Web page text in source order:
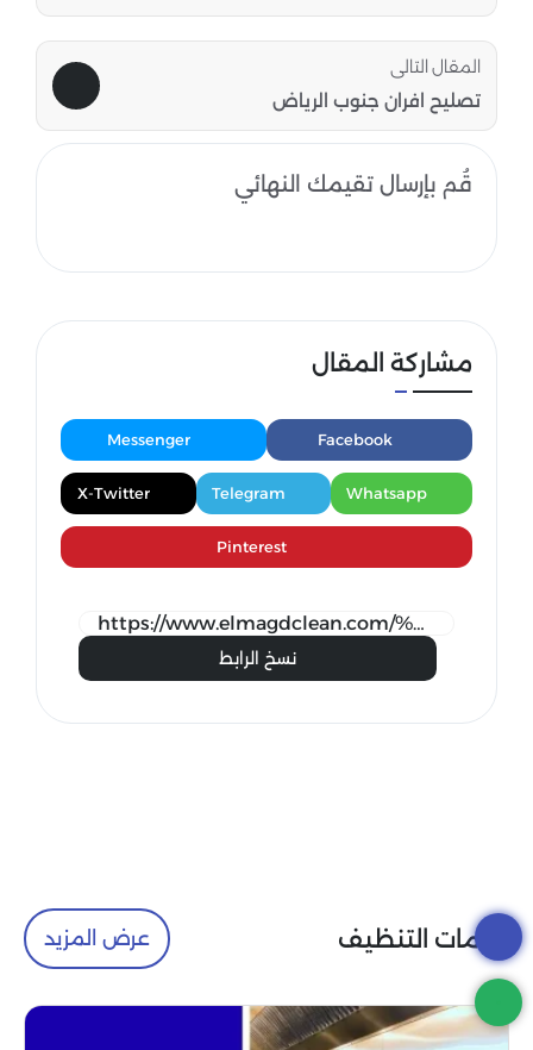
المقال التالى
تصليح افران جنوب الرياض
قُم بإرسال تقيمك النهائي
مشاركة المقال
Facebook
Messenger
Whatsapp
Telegram
X-Twitter
Pinterest
نسخ الرابط
خدمات التنظيف عرض المزيد